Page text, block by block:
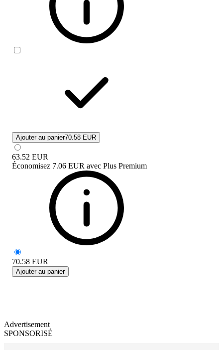
Ajouter au panier70.58 EUR
63.52 EUR
Économisez 7.06 EUR avec Plus Premium
70.58 EUR
Ajouter au panier
Advertisement
SPONSORISÉ